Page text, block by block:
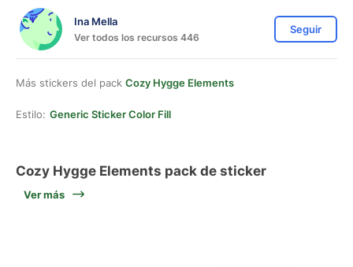
Ina Mella
Ver todos los recursos 446
Seguir
Más stickers del pack Cozy Hygge Elements
Estilo: Generic Sticker Color Fill
Cozy Hygge Elements pack de sticker
Ver más